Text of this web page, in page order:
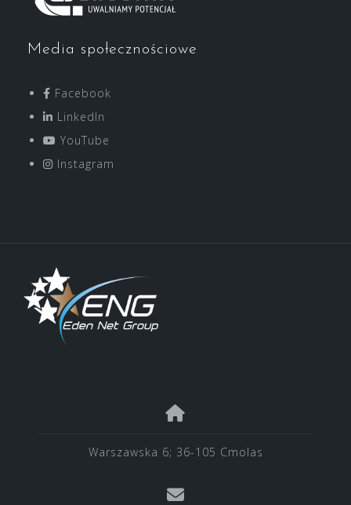
Media społecznościowe
Facebook
LinkedIn
YouTube
Instagram
Warszawska 6; 36-105 Cmolas